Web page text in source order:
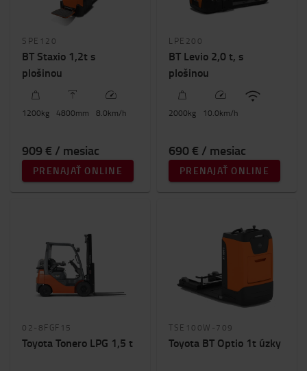
SPE120
BT Staxio 1,2t s
plošinou
1200kg 4800mm 8.0km/h
909 € / mesiac
PRENAJAŤ ONLINE
LPE200
BT Levio 2,0 t, s
plošinou
2000kg 10.0km/h
690 € / mesiac
PRENAJAŤ ONLINE
02-8FGF15
Toyota Tonero LPG 1,5 t
TSE100W-709
Toyota BT Optio 1t úzky